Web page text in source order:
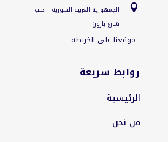

الجمهورية العربية السورية – حلب
شارع بارون
موقعنا على الخريطة
روابط سريعة
الرئيسية
من نحن